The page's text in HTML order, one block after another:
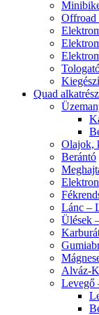
Offroad
Quad
Olajok,
Berántó
Lánc –
Ülések
Alváz-
Levegő